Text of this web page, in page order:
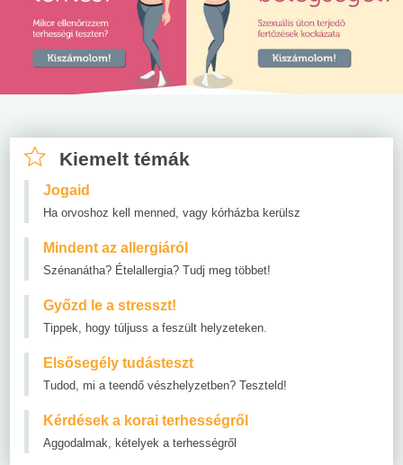
Kiemelt témák
Jogaid
Ha orvoshoz kell menned, vagy kórházba kerülsz
Mindent az allergiáról
Szénanátha? Ételallergia? Tudj meg többet!
Győzd le a stresszt!
Tippek, hogy túljuss a feszült helyzeteken.
Elsősegély tudásteszt
Tudod, mi a teendő vészhelyzetben? Teszteld!
Kérdések a korai terhességről
Aggodalmak, kételyek a terhességről